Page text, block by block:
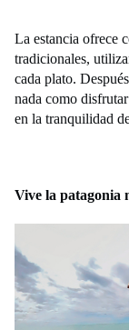
La estancia ofrece
tradicionales,
cada plato.
nada como
en la tranquilidad
Vive la patagonia